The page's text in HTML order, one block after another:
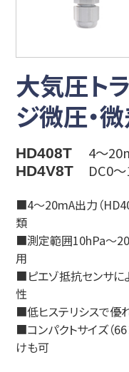
大気圧ト
ジ微圧・微
HD408T 4～
HD4V8T DC0
■4～20mA出力（
類
■測定範囲10hPa～
用
■ピエゾ抵抗センサに
性
■低ヒステリシスで優
■コンパクトサイズ（
けも可